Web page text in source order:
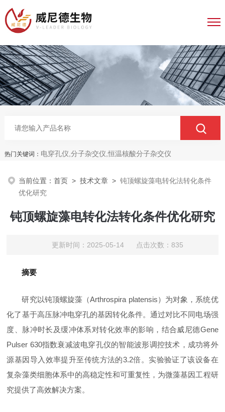
热门关键词： 电穿孔仪,分子杂交仪,恒温核酸分子杂交仪
当前位置：首页 >技术文章 >钝顶螺旋藻电转化法转化条件
优化研究
钝顶螺旋藻电转化法转化条件优化研究
更新时间：2025-05-14 点击次数：835
摘要
研究以钝顶螺旋藻（Arthrospira platensis）为对象，系统优
化了基于高压脉冲电穿孔的基因转化条件。通过对比不同电场强
度、脉冲时长及缓冲体系对转化效率的影响，结合威尼德Gene
Pulser 630指数衰减波电穿孔仪的智能波形调控技术，成功将外
源基因导入效率提升至传统方法的3.2倍。实验验证了该设备在
复杂藻类细胞体系中的高稳定性和可重复性，为微藻基因工程研
究提供了高效解决方案。